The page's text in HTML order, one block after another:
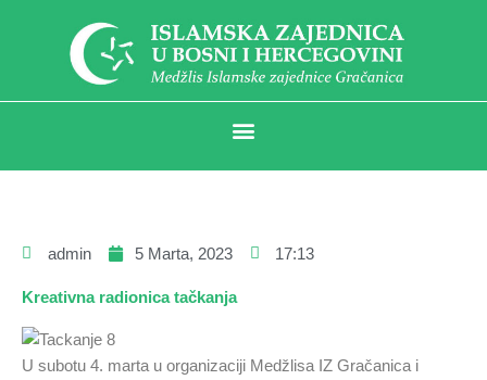
admin 5 Marta, 2023 17:13
Kreativna radionica tačkanja
U subotu 4. marta u organizaciji Medžlisa IZ Gračanica i